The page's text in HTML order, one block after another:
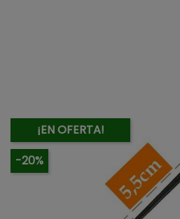
¡EN OFERTA!
-20%